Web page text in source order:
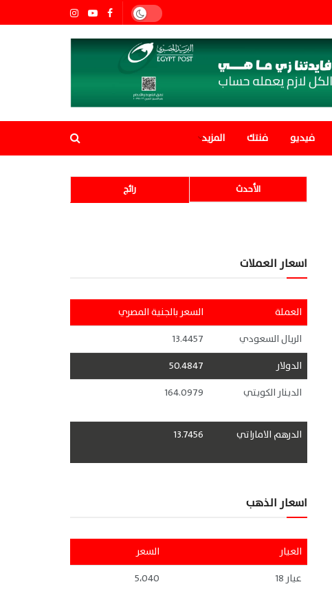
فيديو فنتك المزيد
رائج الأحدث
اسعار العملات
العملة
السعر بالجنية المصري
الريال السعودي
13.4457
الدولار
50.4847
الدينار الكويتي
164.0979
الدرهم الاماراتي 13.7456
اسعار الذهب
العيار
السعر
عيار 18
5،040